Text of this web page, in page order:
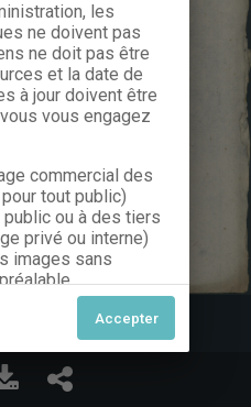
les
ne doivent pas
ne doit pas être
et la date de
à jour doivent être
vous engagez
commercial des
tout public)
ou à des tiers
privé ou interne)
images sans
nous vous invitons
de solliciter le type
parmi celles
acquitter